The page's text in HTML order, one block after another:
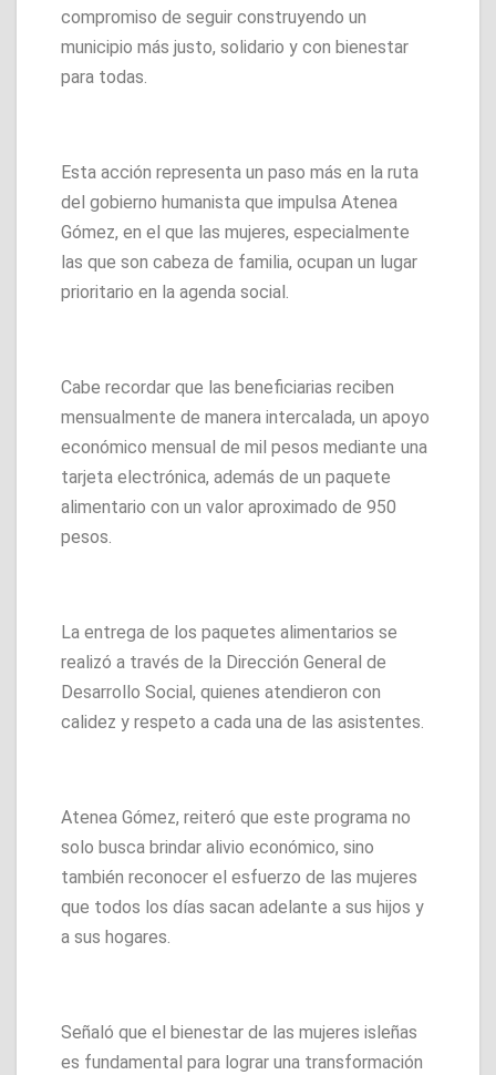
compromiso de seguir construyendo un
municipio más justo, solidario y con bienestar
para todas.
Esta acción representa un paso más en la ruta
del gobierno humanista que impulsa Atenea
Gómez, en el que las mujeres, especialmente
las que son cabeza de familia, ocupan un lugar
prioritario en la agenda social.
Cabe recordar que las beneficiarias reciben
mensualmente de manera intercalada, un apoyo
económico mensual de mil pesos mediante una
tarjeta electrónica, además de un paquete
alimentario con un valor aproximado de 950
pesos.
La entrega de los paquetes alimentarios se
realizó a través de la Dirección General de
Desarrollo Social, quienes atendieron con
calidez y respeto a cada una de las asistentes.
Atenea Gómez, reiteró que este programa no
solo busca brindar alivio económico, sino
también reconocer el esfuerzo de las mujeres
que todos los días sacan adelante a sus hijos y
a sus hogares.
Señaló que el bienestar de las mujeres isleñas
es fundamental para lograr una transformación